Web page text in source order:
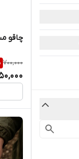
چاقو
700,000